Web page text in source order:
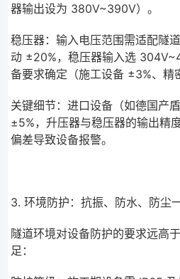
器输出设为 380V~390V）。
稳压器：输入电压范围需适配隧
动 ±20%，稳压器输入选
备要求确定（施工设备 ±3%、精
关键细节：进口设备（如德国产
±5%，升压器与稳压器的输出精
偏差导致设备报警。
3. 环境防护：抗振、防水、防尘
隧道环境对设备防护的要求远高
足：